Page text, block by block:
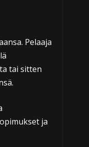
Pelaaja
tai sitten
ja